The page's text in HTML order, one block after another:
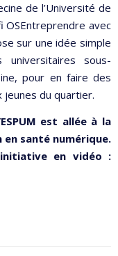
de l’Université de
OSEntreprendre avec
sur une idée simple
universitaires sous-
pour en faire des
jeunes du quartier.
est allée à la
en santé numérique.
en vidéo :